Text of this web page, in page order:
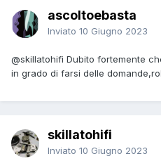
ascoltoebasta
Inviato 10 Giugno 2023
@skillatohifi Dubito fortemente
in grado di farsi delle
skillatohifi
Inviato 10 Giugno 2023